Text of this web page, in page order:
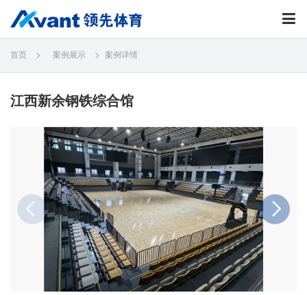
首页 案例展示 案例详情
江西新余钢铁综合馆